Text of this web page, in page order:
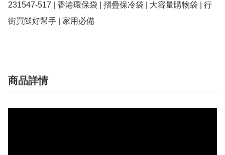
231547-517 | 香港環保袋 | 摺疊保冷袋 | 大容量購物袋 | 行
商品詳情